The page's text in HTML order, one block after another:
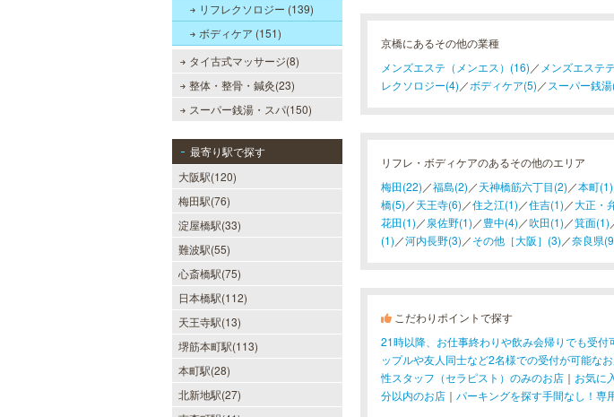
リフレクソロジー (139)
ボディケア (151)
タイ古式マッサージ(8)
整体・整骨・鍼灸(23)
スーパー銭湯・スパ(150)
最寄り駅で探す
大阪駅(120)
梅田駅(76)
淀屋橋駅(33)
難波駅(55)
心斎橋駅(75)
日本橋駅(112)
天王寺駅(13)
堺筋本町駅(113)
本町駅(28)
北新地駅(27)
京橋にあるその他の業種
メンズエステ（メンエス）(16) ／ メンズエステ
レクソロジー(4) ／ボディケア(5) ／ スーパー銭
リフレ・ボディケアのあるその他のエリア
梅田(22) ／福島(2) ／天神橋筋六丁目(2) ／本町(1)
橋(5) ／天王寺(6) ／住之江(1) ／住吉(1) ／大正・
花田(1) ／泉佐野(1) ／豊中(4) ／吹田(1) ／箕面(1)
(1) ／河内長野(3) ／その他［大阪］(3) ／奈良県
こだわりポイントで探す
21時以降、お仕事終わりや飲み会帰りでも受付
ップルや友人同士など2名様での受付が可能な
性スタッフ（セラピスト）のみのお店 ｜ お気に
分以内のお店 ｜ パーキングを探す手間なし！専